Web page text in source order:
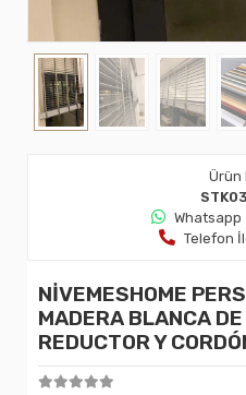
Ürün
Whatsapp
Telefon
NİVEMESHOME
MADERA BLANCA
REDUCTOR Y